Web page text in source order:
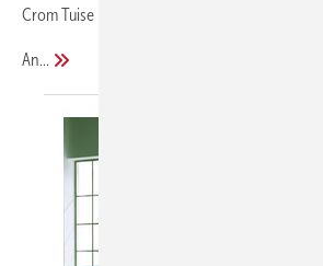
Crom Tuise plötzlich dieser Datenschieber auf
An...